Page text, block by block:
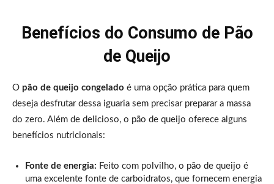
Benefícios do Consumo de Pão
de Queijo
O pão de queijo congelado é uma opção prática para quem
deseja desfrutar dessa iguaria sem precisar preparar a massa
do zero. Além de delicioso, o pão de queijo oferece alguns
benefícios nutricionais:
Fonte de energia: Feito com polvilho, o pão de queijo é
uma excelente fonte de carboidratos, que fornecem energia